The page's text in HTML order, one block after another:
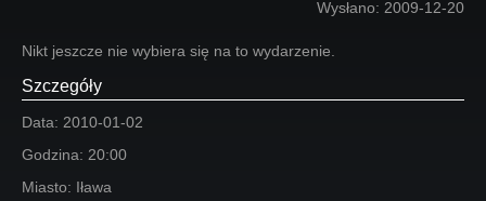
Wysłano: 2009-12-20
Nikt jeszcze nie wybiera się na to wydarzenie.
Szczegóły
Data: 2010-01-02
Godzina: 20:00
Miasto: Iława